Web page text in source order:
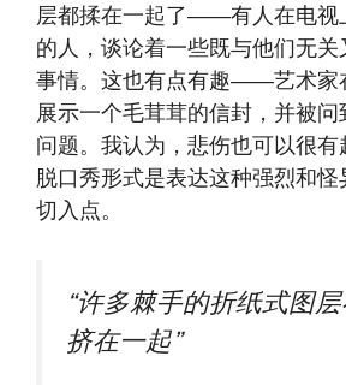
层都揉在一起了——有人在电视
的人，谈论着一些既与他们无
事情。这也有点有趣——艺术家
展示一个毛茸茸的信封，并被
问题。我认为，悲伤也可以很
脱口秀形式是表达这种强烈和
切入点。
“许多棘手的折纸式图
挤在一起”